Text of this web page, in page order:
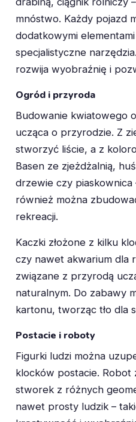
mnóstwo. Każdy pojazd
dodatkowymi
specjalistyczne
rozwija wyobraźnię i
Ogród i przyroda
Budowanie kwiatowego
ucząca o przyrodzie. Z
stworzyć liście, a z
Basen ze zjeżdżalnią,
drzewie czy
również można
rekreacji.
Kaczki złożone z kilku
czy nawet akwarium dla
związane z przyrodą
naturalnym. Do zabawy
kartonu, tworząc tło dla
Postacie i roboty
Figurki ludzi można
klocków postacie. Robot
stworek z różnych
nawet prosty ludzik –